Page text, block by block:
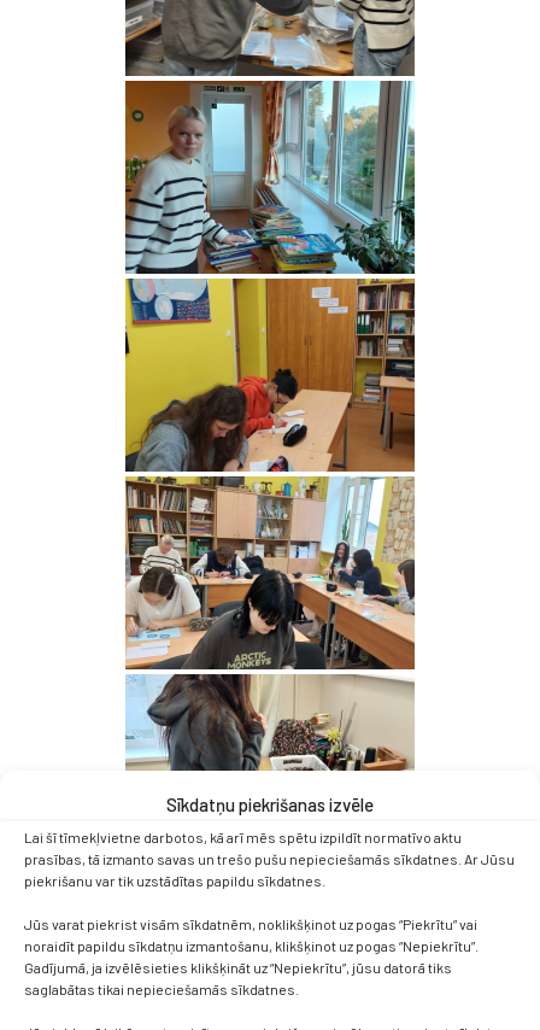
Sīkdatņu piekrišanas izvēle
Lai šī tīmekļvietne darbotos, kā arī mēs spētu izpildīt normatīvo aktu
prasības, tā izmanto savas un trešo pušu nepieciešamās sīkdatnes. Ar Jūsu
piekrišanu var tik uzstādītas papildu sīkdatnes.
Jūs varat piekrist visām sīkdatnēm, noklikšķinot uz pogas “Piekrītu” vai
noraidīt papildu sīkdatņu izmantošanu, klikšķinot uz pogas “Nepiekrītu”.
Gadījumā, ja izvēlēsieties klikšķināt uz “Nepiekrītu”, jūsu datorā tiks
saglabātas tikai nepieciešamās sīkdatnes.